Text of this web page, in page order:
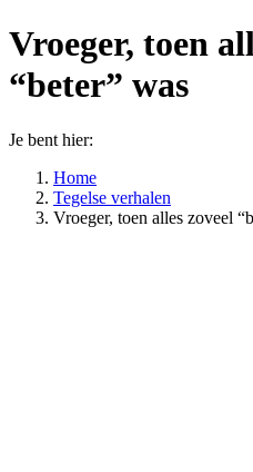
Vroeger, toen
“beter” was
Je bent hier:
Home
Tegelse verhalen
Vroeger, toen alles zoveel